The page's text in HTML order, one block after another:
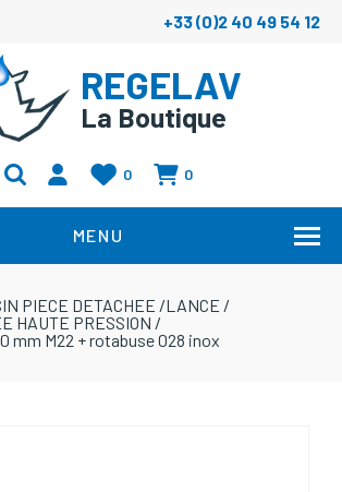
+33 (0)2 40 49 54 12
REGELAV
La Boutique
0 0
MENU
PIECE DETACHEE /LANCE /
HAUTE PRESSION /
mm M22 + rotabuse 028 inox